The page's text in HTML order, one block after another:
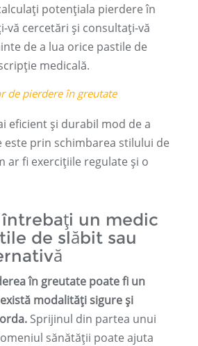
potențiala pierdere în
vă cercetări și consultați-vă
de a lua orice pastile de
medicală.
de pierdere în greutate
eficient și durabil mod de a
prin schimbarea stilului de
ar fi exercițiile regulate și o
un medic
de slăbit sau
în greutate poate fi un
modalități sigure și
Sprijinul din partea unui
sănătății poate ajuta